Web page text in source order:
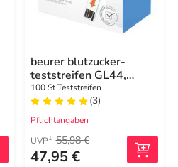
beurer blutzucker-
teststreifen GL44,
GL50, GL50 evo
100 St Teststreifen
(3)
Pflichtangaben
UVP1 55,98 €
47,95 €